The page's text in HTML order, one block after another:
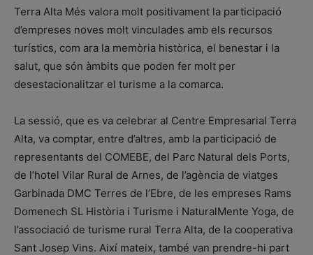
Terra Alta Més valora molt positivament la participació
d’empreses noves molt vinculades amb els recursos
turístics, com ara la memòria històrica, el benestar i la
salut, que són àmbits que poden fer molt per
desestacionalitzar el turisme a la comarca.
La sessió, que es va celebrar al Centre Empresarial Terra
Alta, va comptar, entre d’altres, amb la participació de
representants del COMEBE, del Parc Natural dels Ports,
de l’hotel Vilar Rural de Arnes, de l’agència de viatges
Garbinada DMC Terres de l’Ebre, de les empreses Rams
Domenech SL Història i Turisme i NaturalMente Yoga, de
l’associació de turisme rural Terra Alta, de la cooperativa
Sant Josep Vins. Així mateix, també van prendre-hi part